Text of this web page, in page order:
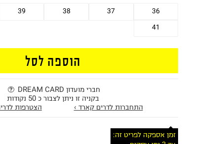
36
37
38
39
41
הוספה לסל
חברי מועדון DREAM CARD
בקניה זו ניתן לצבור כ 50 נקודות
התחברות לדרים קארד ›
הצטרפות
זמן אספקה לפריט זה: